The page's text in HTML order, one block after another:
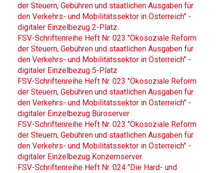
der Steuern, Gebühren und staatlichen Ausgaben für
den Verkehrs- und Mobilitätssektor in Österreich" -
digitaler Einzelbezug 2-Platz
FSV-Schriftenreihe Heft Nr. 023 "Ökosoziale Reform
der Steuern, Gebühren und staatlichen Ausgaben für
den Verkehrs- und Mobilitätssektor in Österreich" -
digitaler Einzelbezug 5-Platz
FSV-Schriftenreihe Heft Nr. 023 "Ökosoziale Reform
der Steuern, Gebühren und staatlichen Ausgaben für
den Verkehrs- und Mobilitätssektor in Österreich" -
digitaler Einzelbezug Büroserver
FSV-Schriftenreihe Heft Nr. 023 "Ökosoziale Reform
der Steuern, Gebühren und staatlichen Ausgaben für
den Verkehrs- und Mobilitätssektor in Österreich" -
digitaler Einzelbezug Konzernserver
FSV-Schriftenreihe Heft Nr. 024 "Die Hard- und